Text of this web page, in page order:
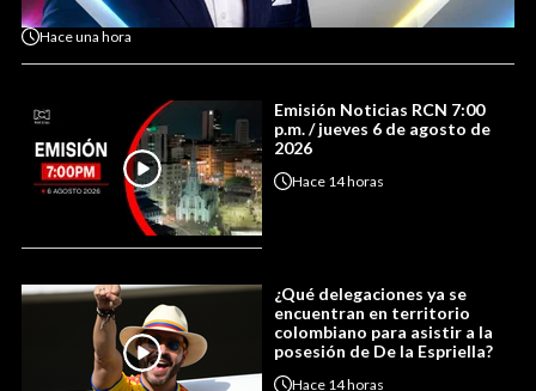
Haceuna hora
Emisión Noticias RCN 7:00
p.m. / jueves 6 de agosto de
2026
Hace 14 horas
¿Qué delegaciones ya se
encuentran en territorio
colombiano para asistir a la
posesión de De la Espriella?
Hace 14 horas